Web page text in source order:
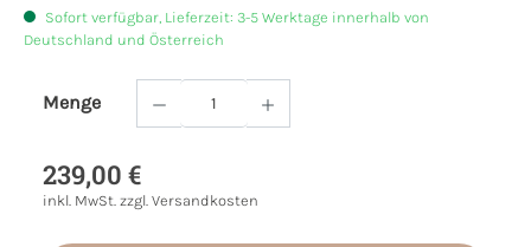
Sofort verfügbar, Lieferzeit: 3-5 Werktage innerhalb von
Deutschland und Österreich
Menge
Produkt Anzahl: Gib den gewünschten
239,00 €
inkl. MwSt. zzgl. Versandkosten